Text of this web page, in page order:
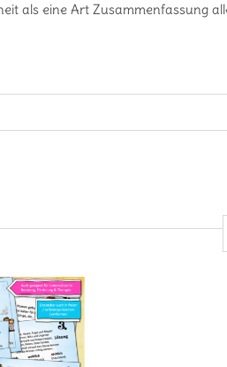
als eine Art Zusammenfassung